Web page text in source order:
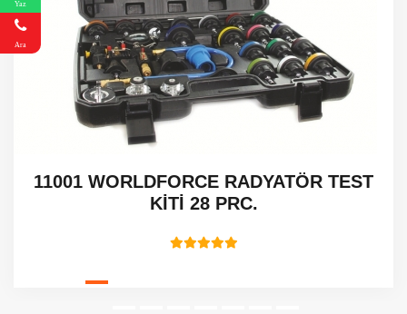
11001 WORLDFORCE RADYATÖR TEST
KİTİ 28 PRC.
Yaz
Ara